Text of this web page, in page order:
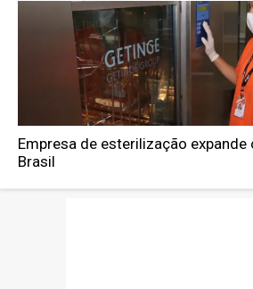
Empresa de esterilização expande
Brasil